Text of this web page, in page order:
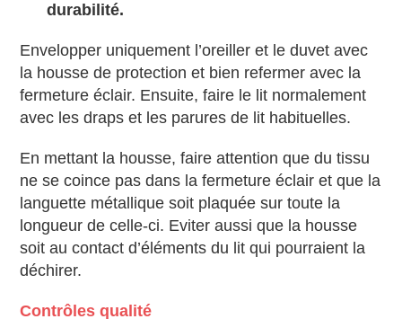
durabilité.
Envelopper uniquement l’oreiller et le duvet avec
la housse de protection et bien refermer avec la
fermeture éclair. Ensuite, faire le lit normalement
avec les draps et les parures de lit habituelles.
En mettant la housse, faire attention que du tissu
ne se coince pas dans la fermeture éclair et que la
languette métallique soit plaquée sur toute la
longueur de celle-ci. Eviter aussi que la housse
soit au contact d’éléments du lit qui pourraient la
déchirer.
Contrôles qualité